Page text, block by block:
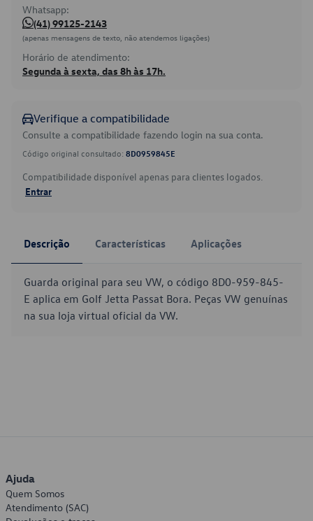
Whatsapp:
(41) 99125-2143
(apenas mensagens de texto, não atendemos ligações)
Horário de atendimento:
Segunda à sexta, das 8h às 17h.
Verifique a compatibilidade
Consulte a compatibilidade fazendo login na sua conta.
Código original consultado: 8D0959845E
Compatibilidade disponível apenas para clientes logados.
Entrar
Descrição Características Aplicações
Guarda original para seu VW, o código 8D0-959-845-
E aplica em Golf Jetta Passat Bora. Peças VW genuínas
na sua loja virtual oficial da VW.
Ajuda
Quem Somos
Atendimento (SAC)